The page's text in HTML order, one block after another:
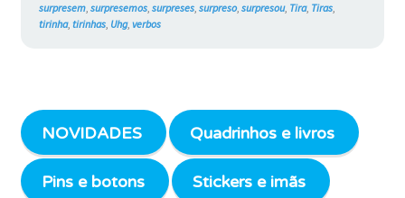
surpresem, surpresemos, surpreses, surpreso, surpresou, Tira, Tiras,
tirinha, tirinhas, Uhg, verbos
NOVIDADES Quadrinhos e livros
Pins e botons Stickers e imãs